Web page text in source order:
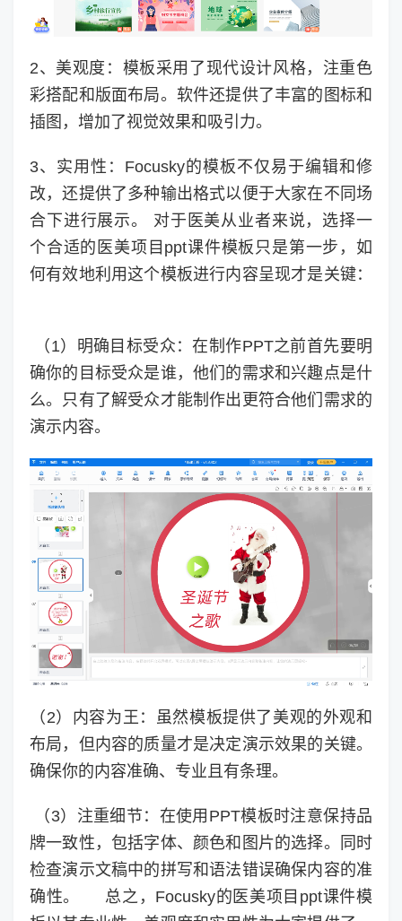
2、美观度：模板采用了现代设计风格，注重色
彩搭配和版面布局。软件还提供了丰富的图标和
插图，增加了视觉效果和吸引力。
3、实用性：Focusky的模板不仅易于编辑和修
改，还提供了多种输出格式以便于大家在不同场
合下进行展示。 对于医美从业者来说，选择一
个合适的医美项目ppt课件模板只是第一步，如
何有效地利用这个模板进行内容呈现才是关键：
（1）明确目标受众：在制作PPT之前首先要明
确你的目标受众是谁，他们的需求和兴趣点是什
么。只有了解受众才能制作出更符合他们需求的
演示内容。
（2）内容为王：虽然模板提供了美观的外观和
布局，但内容的质量才是决定演示效果的关键。
确保你的内容准确、专业且有条理。
（3）注重细节：在使用PPT模板时注意保持品
牌一致性，包括字体、颜色和图片的选择。同时
检查演示文稿中的拼写和语法错误确保内容的准
确性。 总之，Focusky的医美项目ppt课件模